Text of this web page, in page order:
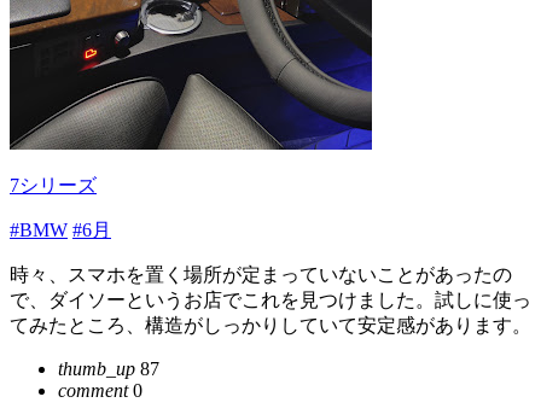
7シリーズ
#BMW #6月
時々、スマホを置く場所が定まっていないことがあったの
で、ダイソーというお店でこれを見つけました。試しに使っ
てみたところ、構造がしっかりしていて安定感があります。
thumb_up 87
comment0